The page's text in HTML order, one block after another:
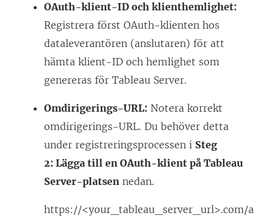
OAuth-klient-ID och klienthemlighet:
Registrera först OAuth-klienten hos
dataleverantören (anslutaren) för att
hämta klient-ID och hemlighet som
genereras för Tableau Server.
Omdirigerings-URL: Notera korrekt
omdirigerings-URL. Du behöver detta
under registreringsprocessen i Steg
2: Lägga till en OAuth-klient på Tableau
Server-platsen nedan.
https://<your_tableau_server_url>.com/a